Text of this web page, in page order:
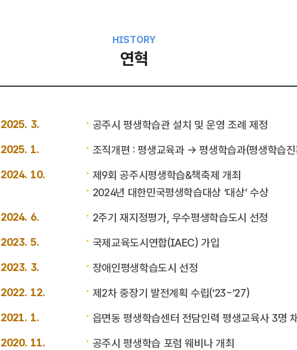
HISTORY
연혁
2025. 3.
공주시 평생학습관 설치 및 운영 조례 제정
2025. 1.
조직개편 : 평생교육과 → 평생학습과(평생학습
2024. 10.
제9회 공주시평생학습&책축제 개최
2024년 대한민국평생학습대상 ‘대상’ 수상
2024. 6.
2주기 재지정평가, 우수평생학습도시 선정
2023. 5.
국제교육도시연합(IAEC) 가입
2023. 3.
장애인평생학습도시 선정
2022. 12.
제2차 중장기 발전계획 수립(‘23-’27)
2021. 1.
읍면동 평생학습센터 전담인력 평생교육사 3명
2020. 11.
공주시 평생학습 포럼 웨비나 개최